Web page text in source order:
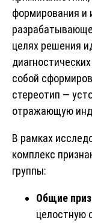
формирования и
целях решения
собой
стереотип —
отражающую
В рамках
комплекс
группы:
Общие
целостную